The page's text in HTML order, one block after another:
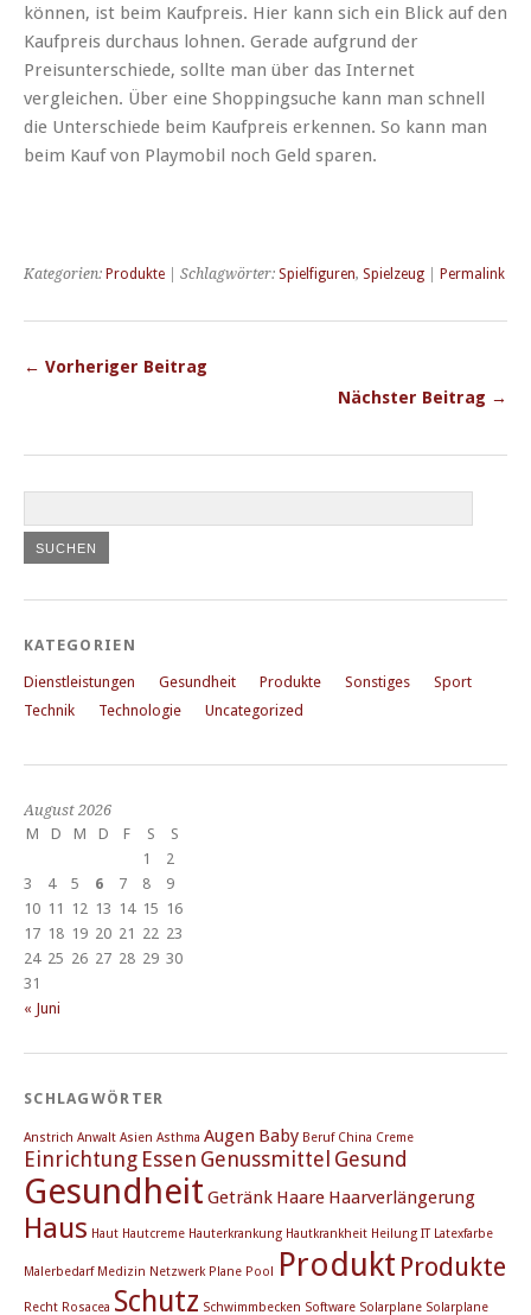
können, ist beim Kaufpreis. Hier kann sich ein Blick auf den
Kaufpreis durchaus lohnen. Gerade aufgrund der
Preisunterschiede, sollte man über das Internet
vergleichen. Über eine Shoppingsuche kann man schnell
die Unterschiede beim Kaufpreis erkennen. So kann man
beim Kauf von Playmobil noch Geld sparen.
Kategorien: Produkte | Schlagwörter: Spielfiguren, Spielzeug Permalink
← Vorheriger Beitrag
Nächster Beitrag →
KATEGORIEN
Dienstleistungen Gesundheit Produkte Sonstiges
Sport
Technik
Technologie Uncategorized
August 2026
M
D M D F S
S
1
2
3
4 5 6 7 8
9
10 11 12 13 14 15 16
17 18 19 20 21 22 23
24 25 26 27 28 29 30
31
« Juni
SCHLAGWÖRTER
Anstrich Anwalt Asien Asthma Augen Baby Beruf China Creme
Einrichtung Essen Genussmittel Gesund
Gesundheit Getränk Haare Haarverlängerung
Haus Haut Hautcreme Hauterkrankung Hautkrankheit Heilung IT Latexfarbe
Malerbedarf Medizin Netzwerk Plane Pool Produkt Produkte
Recht Rosacea Schutz Schwimmbecken Software Solarplane Solarplane